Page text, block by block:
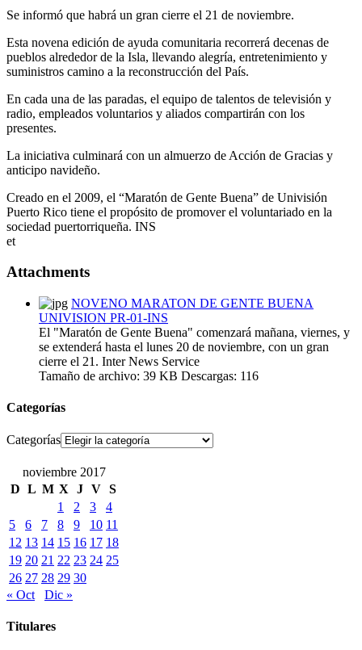
Se informó que habrá un gran cierre el 21 de noviembre.
Esta novena edición de ayuda comunitaria recorrerá decenas de
pueblos alrededor de la Isla, llevando alegría, entretenimiento y
suministros camino a la reconstrucción del País.
En cada una de las paradas, el equipo de talentos de televisión y
radio, empleados voluntarios y aliados compartirán con los
presentes.
La iniciativa culminará con un almuerzo de Acción de Gracias y
anticipo navideño.
Creado en el 2009, el “Maratón de Gente Buena” de Univisión
Puerto Rico tiene el propósito de promover el voluntariado en la
sociedad puertorriqueña. INS
et
Attachments
NOVENO MARATON DE GENTE BUENA
UNIVISION PR-01-INS
El "Maratón de Gente Buena" comenzará mañana, viernes, y
se extenderá hasta el lunes 20 de noviembre, con un gran
cierre el 21. Inter News Service
Tamaño de archivo: 39 KB Descargas: 116
Categorías
Categorías
noviembre 2017
D L M X J V S
1
2 3
4
5
6 7 8 9 10 11
12 13 14 15 16 17 18
19 20 21 22 23 24 25
26 27 28 29 30
« Oct
Dic »
Titulares